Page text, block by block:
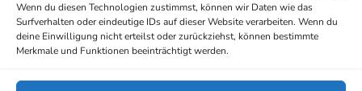
Wenn du diesen Technologien zustimmst, können wir Daten wie das
Surfverhalten oder eindeutige IDs auf dieser Website verarbeiten. Wenn du
deine Einwilligung nicht erteilst oder zurückziehst, können bestimmte
Merkmale und Funktionen beeinträchtigt werden.
Impressum
Datenschutz